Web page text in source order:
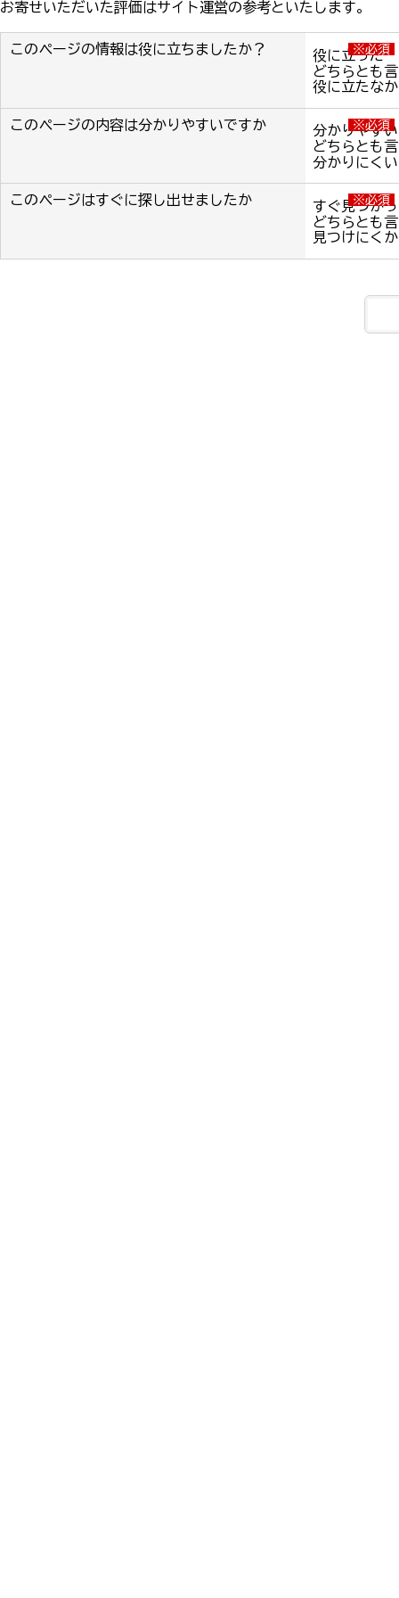
お寄せいただいた評価はサイト運営の参考といたします。
このページの情報は役に立ちましたか？ ※必須
役に立った
どちらとも
役に立たな
このページの内容は分かりやすいですか ※必須
分かりやすい
どちらとも
分かりにくい
このページはすぐに探し出せましたか ※必須
すぐ見つか
どちらとも
見つけにく